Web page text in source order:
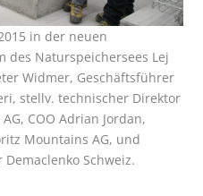
in der neuen
des Naturspeichersees Lej
Widmer, Geschäftsführer
stellv. technischer Direktor
COO Adrian Jordan,
Mountains AG, und
Schweiz.